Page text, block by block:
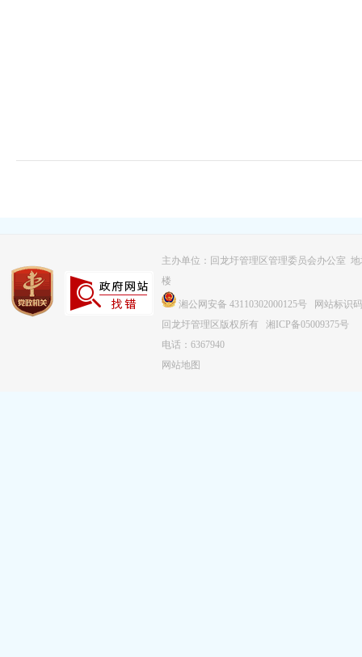
主办单位：回龙圩管理区管理委员会办公室
楼
湘公网安备 43110302000125号
网站标识
回龙圩管理区版权所有 湘ICP备05009375号
电话：6367940
网站地图